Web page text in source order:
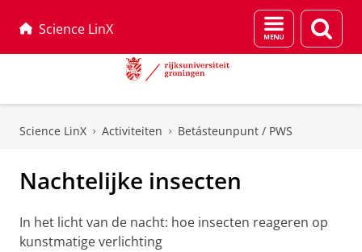
Science LinX
Menu
en
Science LinX Activiteiten Betásteunpunt / PWS
Nachtelijke insecten
In het licht van de nacht: hoe insecten reageren op
kunstmatige verlichting